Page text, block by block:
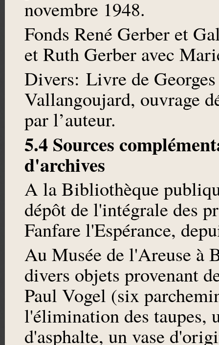
novembre 1948.
Fonds René Gerber et
et Ruth Gerber avec
Divers: Livre de
Vallangoujard, ouvrage
par l’auteur.
5.4 Sources
d'archives
A la Bibliothèque
dépôt de l'intégrale des
Fanfare l'Espérance,
Au Musée de l'Areuse à
divers objets provenant
Paul Vogel (six
l'élimination des taupes,
d'asphalte, un vase